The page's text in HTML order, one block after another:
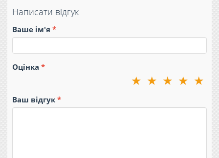
Написати відгук
Ваше ім'я
Оцінка
★
★
★
★
★
Ваш відгук